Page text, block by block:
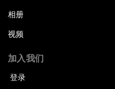
相册
视频
加入我们
登录